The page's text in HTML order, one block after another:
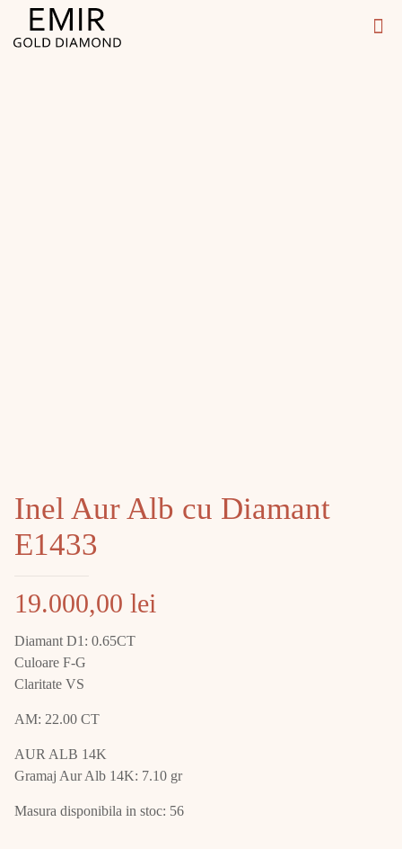
Inel Aur Alb cu Diamant
E1433
19.000,00 lei
Diamant D1: 0.65CT
Culoare F-G
Claritate VS
AM: 22.00 CT
AUR ALB 14K
Gramaj Aur Alb 14K: 7.10 gr
Masura disponibila in stoc: 56